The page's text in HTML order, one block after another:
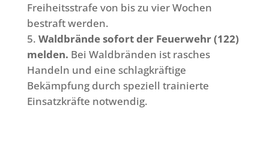
Freiheitsstrafe von bis zu vier Wochen
bestraft werden.
Waldbrände sofort der Feuerwehr (122)
melden. Bei Waldbränden ist rasches
Handeln und eine schlagkräftige
Bekämpfung durch speziell trainierte
Einsatzkräfte notwendig.